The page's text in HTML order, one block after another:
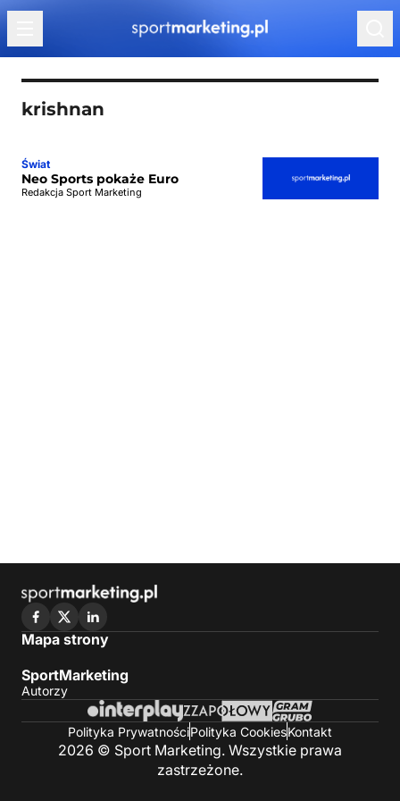
Przejdź do treści
krishnan
Świat
Neo Sports pokaże Euro
Redakcja Sport Marketing
Mapa strony
SportMarketing
Autorzy
Polityka PrywatnościPolityka CookiesKontakt
2026 © Sport Marketing. Wszystkie prawa
zastrzeżone.